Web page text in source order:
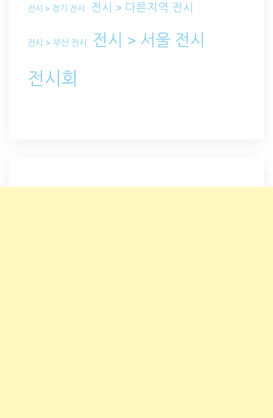
전시 > 경기 전시 전시 > 다른지역 전시
전시 > 부산 전시 전시 > 서울 전시
전시회